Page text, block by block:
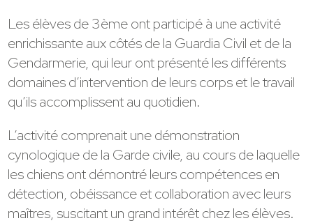
Les élèves de 3ème ont participé à une activité
enrichissante aux côtés de la Guardia Civil et de la
Gendarmerie, qui leur ont présenté les différents
domaines d’intervention de leurs corps et le travail
qu’ils accomplissent au quotidien.
L’activité comprenait une démonstration
cynologique de la Garde civile, au cours de laquelle
les chiens ont démontré leurs compétences en
détection, obéissance et collaboration avec leurs
maîtres, suscitant un grand intérêt chez les élèves.